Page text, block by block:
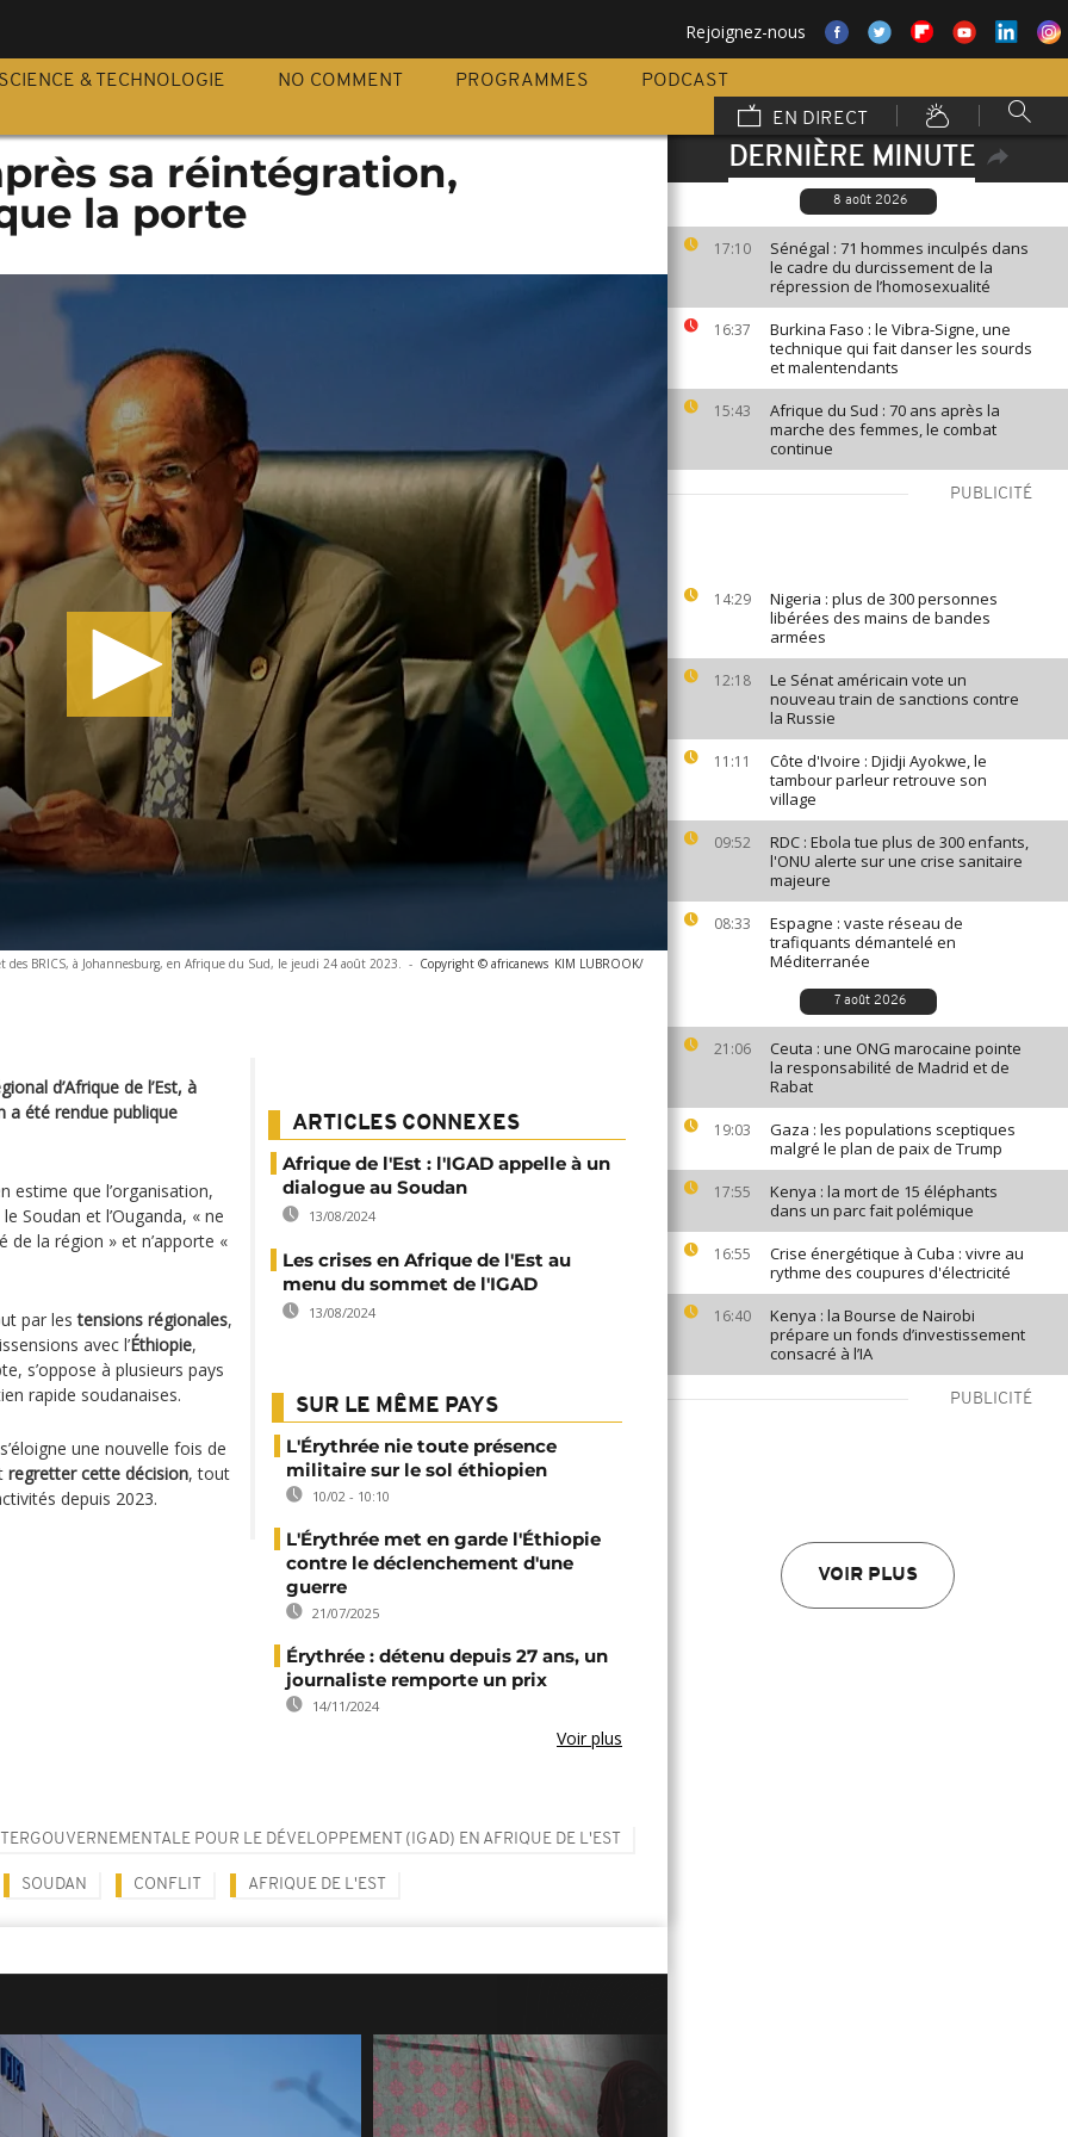
Rejoignez-nous
SCIENCE & TECHNOLOGIE NO COMMENT PROGRAMMES
PODCAST
EN DIRECT
DERNIÈRE MINUTE
8 août 2026
17:10
Sénégal : 71 hommes inculpés dans
le cadre du durcissement de la
répression de l’homosexualité
16:37
Burkina Faso : le Vibra-Signe, une
technique qui fait danser les sourds
et malentendants
15:43
Afrique du Sud : 70 ans après la
marche des femmes, le combat
continue
PUBLICITÉ
14:29
Nigeria : plus de 300 personnes
libérées des mains de bandes
armées
12:18
Le Sénat américain vote un
nouveau train de sanctions contre
la Russie
11:11
Côte d'Ivoire : Djidji Ayokwe, le
tambour parleur retrouve son
village
09:52
RDC : Ebola tue plus de 300 enfants,
l'ONU alerte sur une crise sanitaire
majeure
08:33
Espagne : vaste réseau de
trafiquants démantelé en
Méditerranée
7 août 2026
21:06
Ceuta : une ONG marocaine pointe
la responsabilité de Madrid et de
Rabat
19:03
Gaza : les populations sceptiques
malgré le plan de paix de Trump
17:55
Kenya : la mort de 15 éléphants
dans un parc fait polémique
16:55
Crise énergétique à Cuba : vivre au
rythme des coupures d'électricité
16:40
Kenya : la Bourse de Nairobi
prépare un fonds d’investissement
consacré à l’IA
PUBLICITÉ
VOIR PLUS
sa réintégration,
la porte
des BRICS, à Johannesburg, en Afrique du Sud, le jeudi 24 août 2023. - Copyright © africanews KIM LUBROOK/
d’Afrique de l’Est, à
a été rendue publique
estime que l’organisation,
Soudan et l’Ouganda, « ne
la région » et n’apporte «
par lestensions régionales,
avec l’Éthiopie,
s’oppose à plusieurs pays
rapide soudanaises.
une nouvelle fois de
regretter cette décision, tout
depuis 2023.
ARTICLES CONNEXES
Afrique de l'Est : l'IGAD appelle à un
dialogue au Soudan
13/08/2024
Les crises en Afrique de l'Est au
menu du sommet de l'IGAD
13/08/2024
SUR LE MÊME PAYS
L'Érythrée nie toute présence
militaire sur le sol éthiopien
10/02 - 10:10
L'Érythrée met en garde l'Éthiopie
contre le déclenchement d'une
guerre
21/07/2025
Érythrée : détenu depuis 27 ans, un
journaliste remporte un prix
14/11/2024
Voir plus
POUR LE DÉVELOPPEMENT (IGAD) EN AFRIQUE DE L'EST
SOUDAN CONFLIT AFRIQUE DE L'EST